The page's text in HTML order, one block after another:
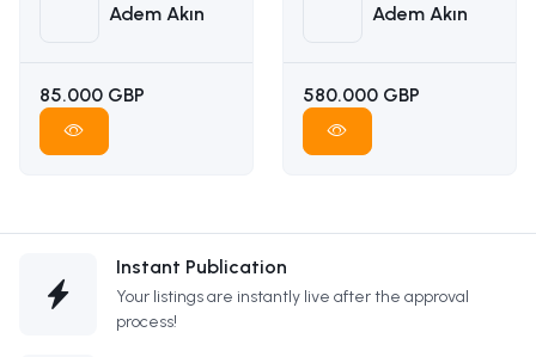
Adem Akın
85.000 GBP
Adem Akın
580.000 GBP
Instant Publication
Your listings are instantly live after the approval
process!